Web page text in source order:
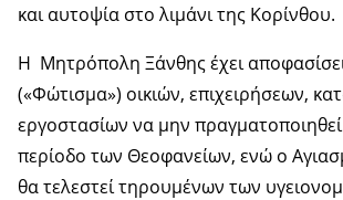
και αυτοψία στο λιμάνι της Κορίνθου.
Η Μητρόπολη Ξάνθης έχει
(«Φώτισμα») οικιών, επιχειρήσεων,
εργοστασίων να μην
περίοδο των Θεοφανείων, ενώ ο
θα τελεστεί τηρουμένων των